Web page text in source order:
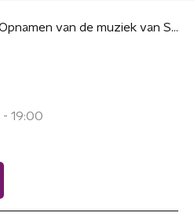
Gouden Opnamen van de muziek van Sibelius: Karelia suite
- 19:00